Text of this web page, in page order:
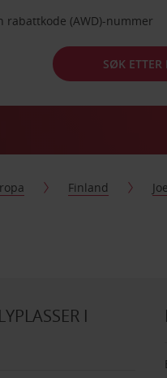
rabattkode (AWD)-nummer
SØK ETTER
Finland
I